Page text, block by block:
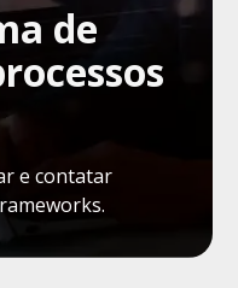
de
e contatar